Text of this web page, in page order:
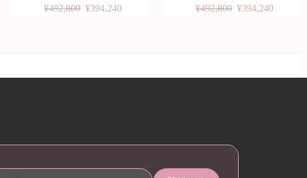
¥492,800 ¥394,240
¥492,800 ¥394,240